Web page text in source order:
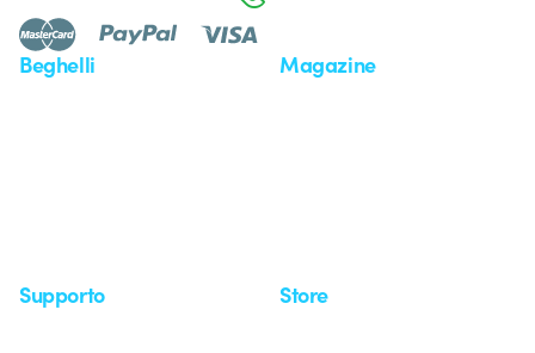
Beghelli Magazine
Supporto Store